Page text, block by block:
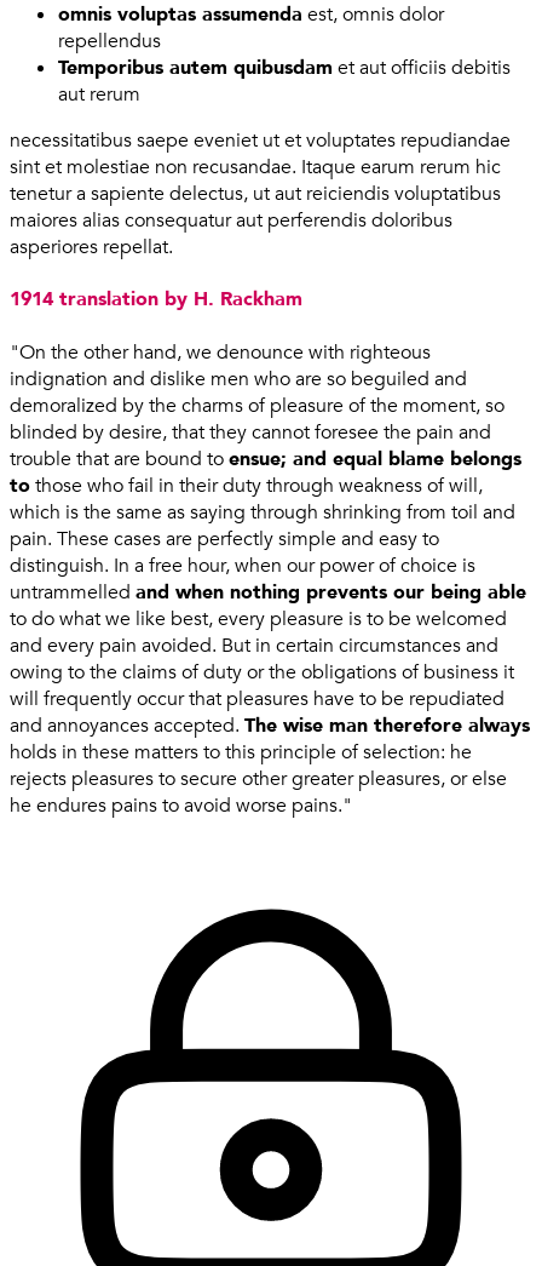
omnis voluptas assumenda est, omnis dolor
repellendus
Temporibus autem quibusdam et aut officiis debitis
aut rerum
necessitatibus saepe eveniet ut et voluptates repudiandae
sint et molestiae non recusandae. Itaque earum rerum hic
tenetur a sapiente delectus, ut aut reiciendis voluptatibus
maiores alias consequatur aut perferendis doloribus
asperiores repellat.
1914 translation by H. Rackham
"On the other hand, we denounce with righteous
indignation and dislike men who are so beguiled and
demoralized by the charms of pleasure of the moment, so
blinded by desire, that they cannot foresee the pain and
trouble that are bound toensue; and equal blame belongs
tothose who fail in their duty through weakness of will,
which is the same as saying through shrinking from toil and
pain. These cases are perfectly simple and easy to
distinguish. In a free hour, when our power of choice is
untrammelled and when nothing prevents our being able
to do what we like best, every pleasure is to be welcomed
and every pain avoided. But in certain circumstances and
owing to the claims of duty or the obligations of business it
will frequently occur that pleasures have to be repudiated
and annoyances accepted. The wise man therefore always
holds in these matters to this principle of selection: he
rejects pleasures to secure other greater pleasures, or else
he endures pains to avoid worse pains."